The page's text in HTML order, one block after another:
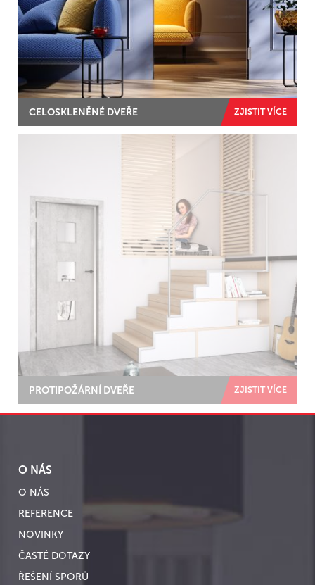
CELOSKLENĚNÉ DVEŘE ZJISTIT VÍCE
PROTIPOŽÁRNÍ DVEŘE ZJISTIT VÍCE
O NÁS
O NÁS
REFERENCE
NOVINKY
ČASTÉ DOTAZY
ŘEŠENÍ SPORŮ